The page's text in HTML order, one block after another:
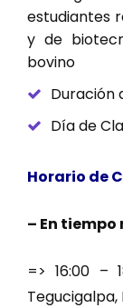
estudiantes
y de
bovino
Duración
Día de
Horario de
– En
=> 16:00 –
Tegucigalpa,